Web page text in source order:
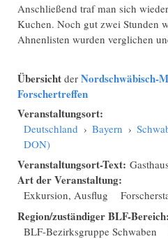
Anschließend traf man sich
Kuchen. Noch gut zwei Stunden
Ahnenlisten wurden verglichen
Übersicht der Nordschwäbisch-
Forschertreffen
Veranstaltungsort:
Deutschland › Bayern ›
DON)
Veranstaltungsort-Text:
Art der Veranstaltung:
Exkursion, Ausflug
Region/zuständiger BLF-Bereich:
BLF-Bezirksgruppe Schwaben